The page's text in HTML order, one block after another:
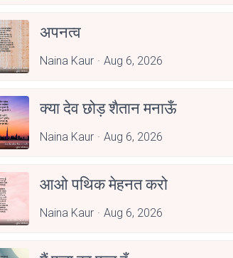
अपनत्व
Naina Kaur Aug 6, 2026
क्या देव छोड़ शैतान मनाऊँ
Naina Kaur Aug 6, 2026
आओ पथिक मेहनत करो
Naina Kaur Aug 6, 2026